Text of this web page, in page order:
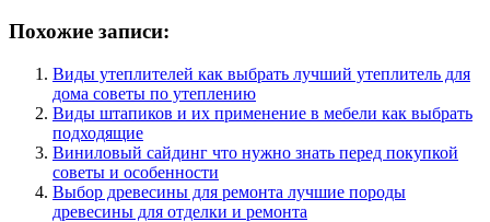
Похожие записи:
Виды утеплителей как выбрать лучший утеплитель для
дома советы по утеплению
Виды штапиков и их применение в мебели как выбрать
подходящие
Виниловый сайдинг что нужно знать перед покупкой
советы и особенности
Выбор древесины для ремонта лучшие породы
древесины для отделки и ремонта